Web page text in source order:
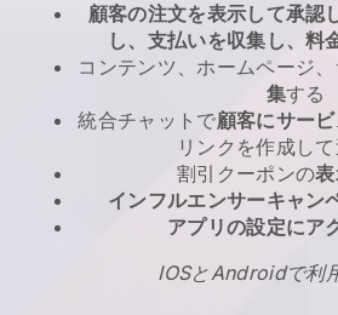
顧客の注文を表示して承認
し、支払いを収集し、料
コンテンツ、ホームページ
集する
統合チャットで顧客にサー
リンクを作成し
割引クーポンの
インフルエンサーキャン
アプリの設定にア
IOSとAndroidで利